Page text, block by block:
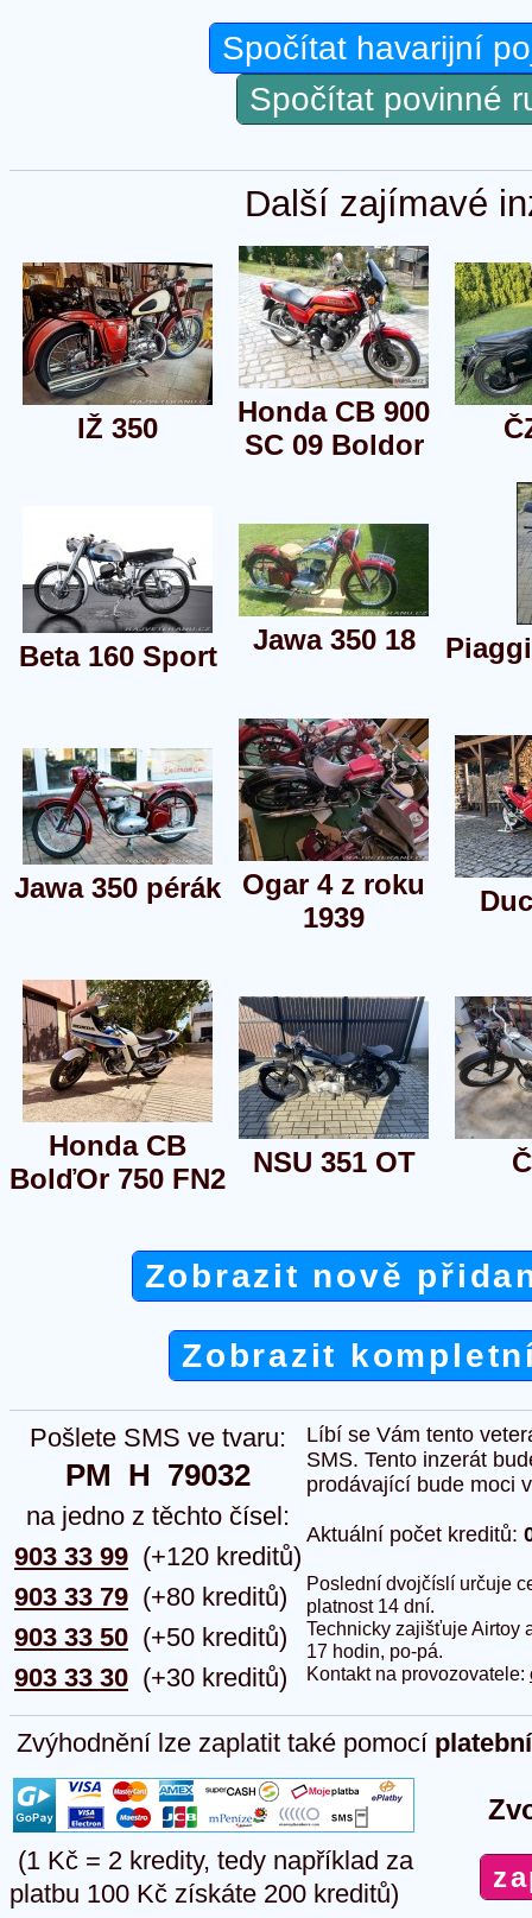
Spočítat havarijní
Spočítat povinné
Další zajímavé
IŽ 350
Honda CB 900
SC 09 Boldor
Beta 160 Sport
Jawa 350 18
Jawa 350 pérák
Ogar 4 z roku
1939
Honda CB
BolďOr 750 FN2
NSU 351 OT
Zobrazit nově
Zobrazit
Pošlete SMS ve tvaru:
PM  H  79032
na jedno z těchto čísel:
903 33 99
903 33 79
903 33 50
903 33 30
(+120 kreditů)
(+80 kreditů)
(+50 kreditů)
(+30 kreditů)
Líbí se Vám tento
SMS. Tento inzerát
prodávající bude moci
Aktuální počet kreditů:
Poslední dvojčíslí určuje
platnost 14 dní.
Technicky zajišťuje Airtoy
17 hodin, po-pá.
Kontakt na provozovatele:
Zvýhodnění lze zaplatit také pomocí
(1 Kč = 2 kredity, tedy například za
platbu 100 Kč získáte 200 kreditů)